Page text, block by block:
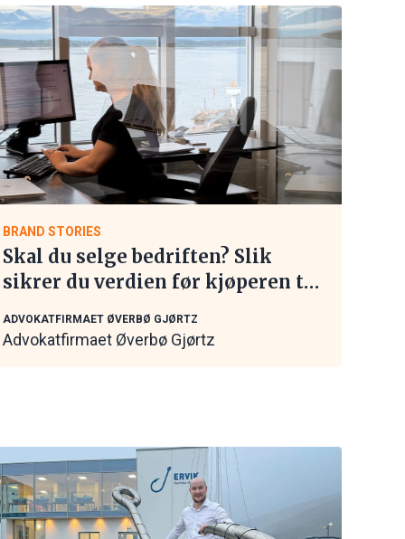
BRAND STORIES
Skal du selge bedriften? Slik
sikrer du verdien før kjøperen tar
ADVOKATFIRMAET ØVERBØ GJØRTZ
Advokatfirmaet Øverbø Gjørtz